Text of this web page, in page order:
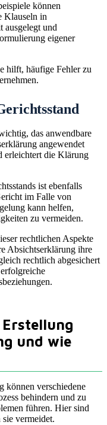
können
Klauseln in
ausgelegt und
eigener
hilft, häufige Fehler zu
das anwendbare
angewendet
erleichtert die Klärung
ist ebenfalls
im Falle von
kann helfen,
zu vermeiden.
rechtlichen Aspekte
Absichtserklärung ihre
rechtlich abgesichert
und wie
können verschiedene
behindern und zu
führen. Hier sind
vermeidet.